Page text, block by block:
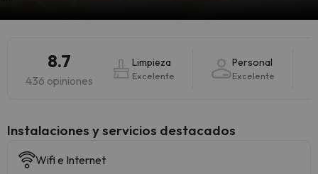
8.7
436 opiniones
Limpieza
Excelente
Personal
Excelente
Instalaciones y servicios destacados
Wifi e Internet